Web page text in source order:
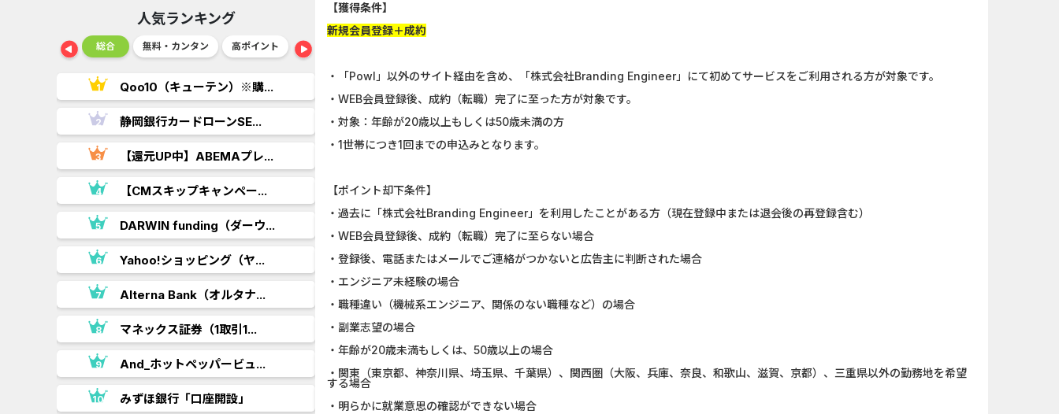
人気ランキング
ショッピング 総合 無料・カンタン 高ポイント ゲーム
Qoo10（キューテン）※購...
静岡銀行カードローンSE...
【還元UP中】ABEMAプレ...
【CMスキップキャンペー...
DARWIN funding（ダーウ...
Yahoo!ショッピング（ヤ...
Alterna Bank（オルタナ...
マネックス証券（1取引1...
And_ホットペッパービュ...
みずほ銀行「口座開設」
Double Number Merging...
U-NEXT_無料お試し登録
DOOR賃貸
Nielsen（ニールセン）...
グリーン・ワークホース...
Wood Block Jam（レベル...
ホットペッパーグルメ［...
静岡銀行カードローンSE...
マネックス証券（1取引1...
ポケットリサーチ【男性...
Double Number Merging...
Berry Factory Tycoon（...
【獲得条件】
新規会員登録＋成約
・「Powl」以外のサイト経由を含め、「株式会社Branding Engineer」にて初めてサービスをご利用される方が対象です。
・WEB会員登録後、成約（転職）完了に至った方が対象です。
・対象：年齢が20歳以上もしくは50歳未満の方
・1世帯につき1回までの申込みとなります。
【ポイント却下条件】
・過去に「株式会社Branding Engineer」を利用したことがある方（現在登録中または退会後の再登録含む）
・WEB会員登録後、成約（転職）完了に至らない場合
・登録後、電話またはメールでご連絡がつかないと広告主に判断された場合
・エンジニア未経験の場合
・職種違い（機械系エンジニア、関係のない職種など）の場合
・副業志望の場合
・年齢が20歳未満もしくは、50歳以上の場合
・関東（東京都、神奈川県、埼玉県、千葉県）、関西圏（大阪、兵庫、奈良、和歌山、滋賀、京都）、三重県以外の勤務地を希望
する場合
・明らかに就業意思の確認ができない場合